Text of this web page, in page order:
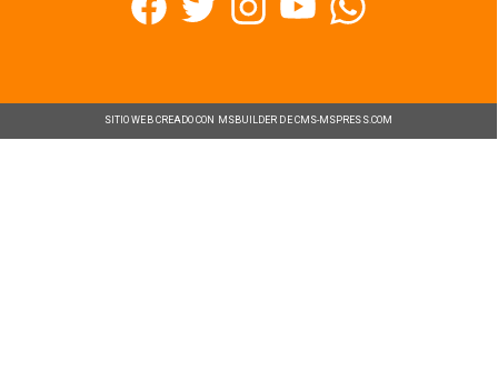
SITIO WEB CREADO CON MSBUILDER DE CMS-MSPRESS.COM